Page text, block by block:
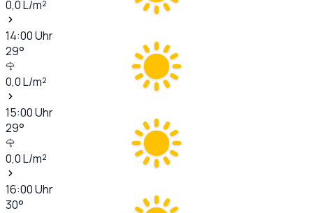
0,0L/m²
14:00Uhr
29°
0,0L/m²
15:00Uhr
29°
0,0L/m²
16:00Uhr
30°